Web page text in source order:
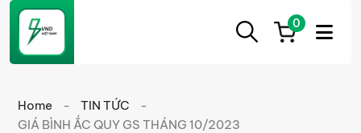
ẮC
CẦN
THƠ
Ắc
Cần
0
Home - TIN TỨC
-
GIÁ BÌNH ẮC QUY GS THÁNG 10/2023